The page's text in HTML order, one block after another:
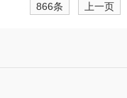
866条 上一页